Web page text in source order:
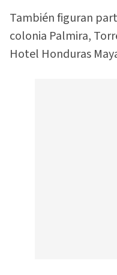
También figuran
colonia Palmira,
Hotel Honduras